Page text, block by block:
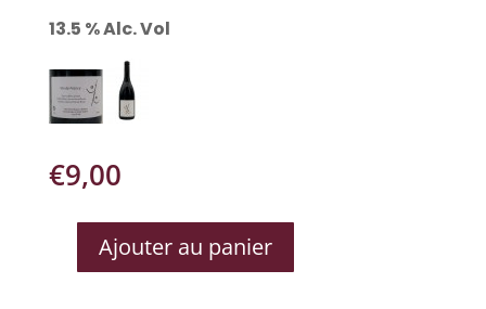
13.5 % Alc. Vol
€9,00
QUANTITÉAjouter au panier